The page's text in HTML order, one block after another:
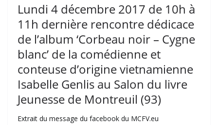
Lundi 4 décembre 2017 de 10h à
11h dernière rencontre dédicace
de l’album ‘Corbeau noir – Cygne
blanc’ de la comédienne et
conteuse d’origine vietnamienne
Isabelle Genlis au Salon du livre
Jeunesse de Montreuil (93)
Extrait du message du facebook du MCFV.eu